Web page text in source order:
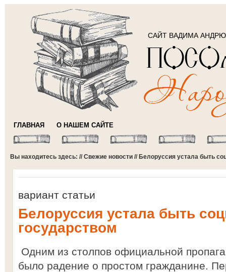
САЙТ ВАДИМА
ГЛАВНАЯ О НАШЕМ САЙТЕ
Вы находитесь здесь: //Свежие новости // Белоруссия устала быть
вариант статьи
Белоруссия устала быть
государством
Одним из столпов официальной
было радение о простом гражданине.